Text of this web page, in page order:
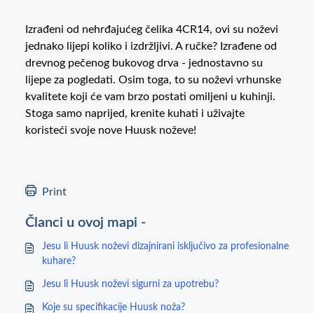
Izrađeni od nehrđajućeg čelika 4CR14, ovi su noževi
jednako lijepi koliko i izdržljivi. A ručke? Izrađene od
drevnog pečenog bukovog drva - jednostavno su
lijepe za pogledati. Osim toga, to su noževi vrhunske
kvalitete koji će vam brzo postati omiljeni u kuhinji.
Stoga samo naprijed, krenite kuhati i uživajte
koristeći svoje nove Huusk noževe!
Print
Članci u ovoj mapi -
Jesu li Huusk noževi dizajnirani isključivo za profesionalne
kuhare?
Jesu li Huusk noževi sigurni za upotrebu?
Koje su specifikacije Huusk noža?